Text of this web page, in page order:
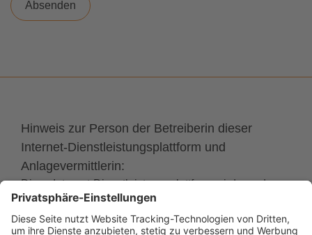
Hinweis zur Person der Betreiberin dieser
Internet-Dienstleistungsplattform und
Anlagevermittlerin:
Diese Internet-Dienstleistungsplattform wird von der
eueco GmbH im Auftrag der STAWAG Energie GmbH
als alleinige und unabhängige Anlagevermittlerin gem.